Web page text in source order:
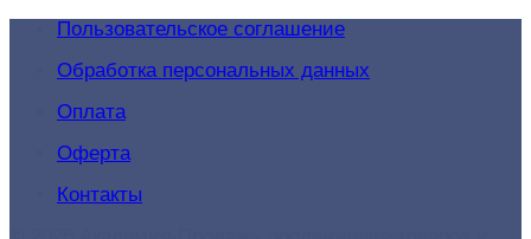
Пользовательское соглашение
Обработка персональных данных
Оплата
Оферта
Контакты